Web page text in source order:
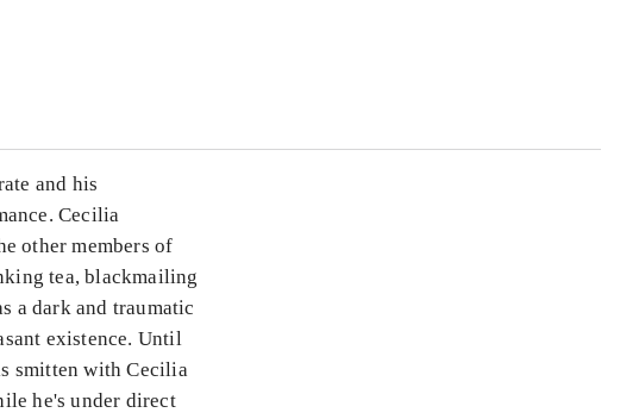
and his
Cecilia
other members of
tea, blackmailing
a dark and traumatic
existence. Until
smitten with Cecilia
he's under direct